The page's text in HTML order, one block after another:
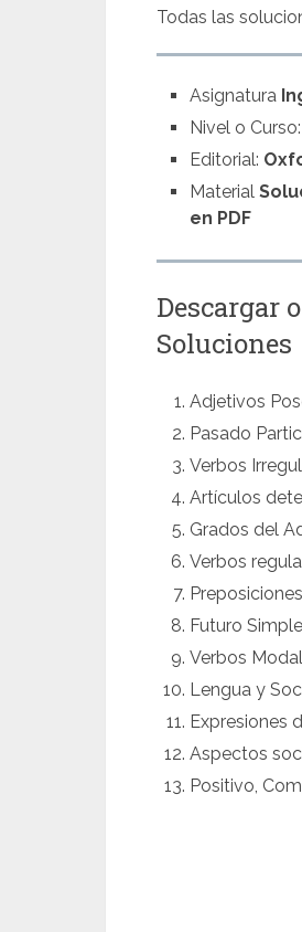
Todas las
Asignatura
Nivel o
Editorial:
Material
en PDF
Descargar
Soluciones
Adjetivos
Pasado
Verbos
Artículos
Grados del
Verbos
Futuro
Verbos
Lengua y
Expresiones
Aspectos
Positivo,